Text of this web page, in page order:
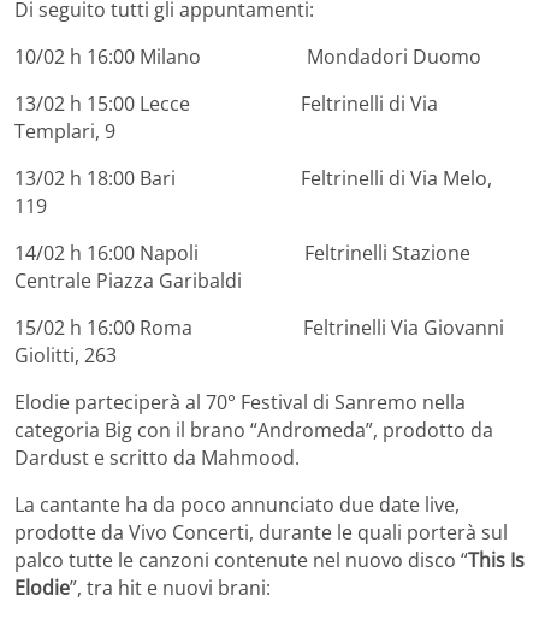
Di seguito tutti gli appuntamenti:
10/02 h 16:00 Milano Mondadori Duomo
13/02 h 15:00 Lecce Feltrinelli di Via
Templari, 9
13/02 h 18:00 Bari Feltrinelli di Via Melo,
119
14/02 h 16:00 Napoli Feltrinelli Stazione
Centrale Piazza Garibaldi
15/02 h 16:00 Roma Feltrinelli Via Giovanni
Giolitti, 263
Elodie parteciperà al 70° Festival di Sanremo nella
categoria Big con il brano “Andromeda”, prodotto da
Dardust e scritto da Mahmood.
La cantante ha da poco annunciato due date live,
prodotte da Vivo Concerti, durante le quali porterà sul
palco tutte le canzoni contenute nel nuovo disco “This Is
Elodie”, tra hit e nuovi brani: